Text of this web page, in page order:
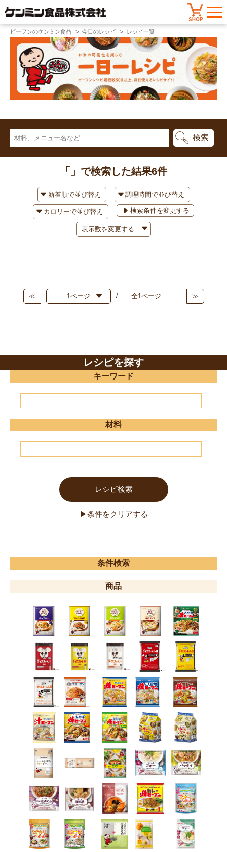
ビーフンのケンミン食品 今日のレシピ レシピ一覧
「」で検索した結果6件
検索条件を変更する
≪ 全1ページ ≫
レシピを探す
キーワード
材料
条件検索
商品